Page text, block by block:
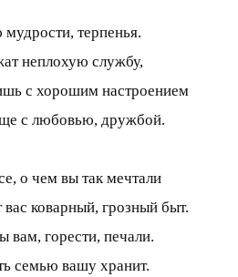
терпенья.
неплохую службу,
с хорошим настроением
с любовью, дружбой.
о чем вы так мечтали
коварный, грозный быт.
вам, горести, печали.
семью вашу хранит.